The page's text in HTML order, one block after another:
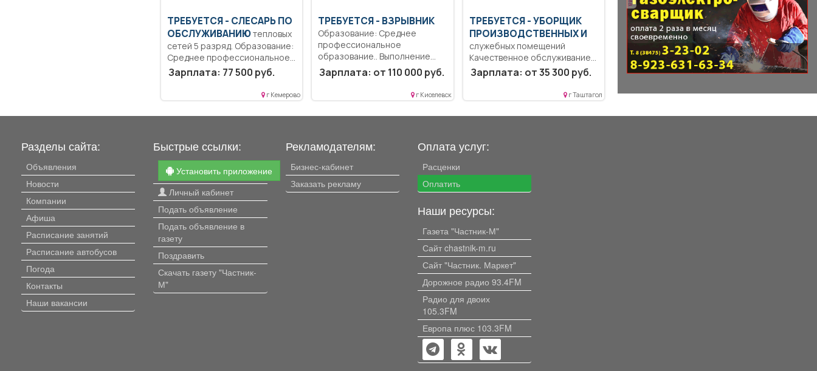
ТРЕБУЕТСЯ - СЛЕСАРЬ ПО
ОБСЛУЖИВАНИЮтепловых
сетей 5 разряд. Образование:
Среднее профессиональное
образование.. Обслуживание
оборудования тепловых...
Зарплата: 77 500 руб.
г Кемерово
ТРЕБУЕТСЯ - ВЗРЫВНИК
Образование: Среднее
профессиональное
образование.. Выполнение
взрывных работ при ведении...
Зарплата: от 110 000 руб.
г Киселевск
ТРЕБУЕТСЯ - УБОРЩИК
ПРОИЗВОДСТВЕННЫХ И
служебных помещений
Качественное обслуживание
бытовых и производственных
помещений, душевых;
Зарплата: от 35 300 руб.
г Таштагол
Разделы сайта:
Объявления
Новости
Компании
Афиша
Расписание занятий
Расписание автобусов
Погода
Контакты
Наши вакансии
Быстрые ссылки:
Установить приложение
Личный кабинет
Подать объявление
Подать объявление в
газету
Поздравить
Скачать газету "Частник-
М"
Рекламодателям:
Бизнес-кабинет
Заказать рекламу
Оплата услуг:
Расценки
Оплатить
Наши ресурсы:
Газета "Частник-М"
Сайт chastnik-m.ru
Сайт "Частник. Маркет"
Дорожное радио 93.4FM
Радио для двоих
105.3FM
Европа плюс 103.3FM